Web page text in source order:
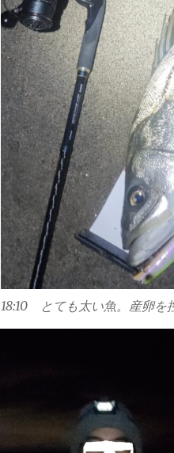
18:10 とても太い魚。産卵を